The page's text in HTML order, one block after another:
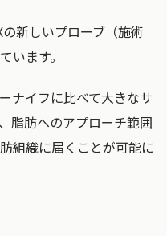
新しいプローブ（施術
います。
ナイフに比べて大きなサ
脂肪へのアプローチ範囲
組織に届くことが可能に